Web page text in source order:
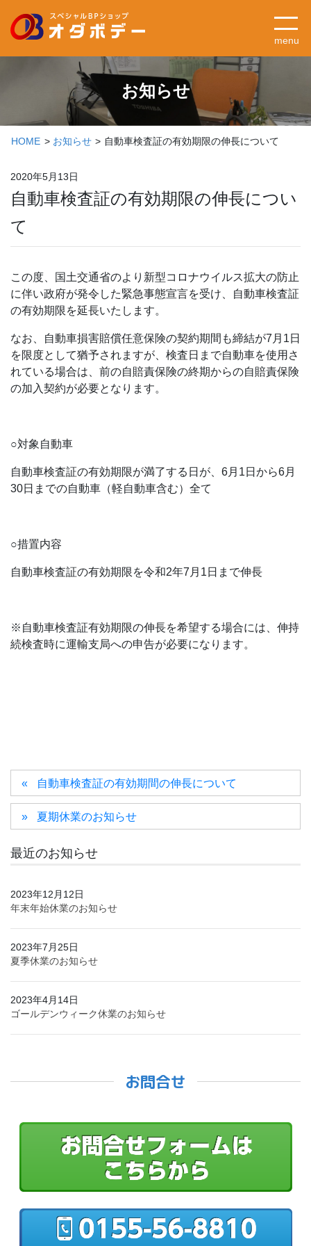
menu
お知らせ
HOME お知らせ 自動車検査証の有効期限の伸長について
2020年5月13日
自動車検査証の有効期限の伸長につい
て
この度、国土交通省のより新型コロナウイルス拡大の防止
に伴い政府が発令した緊急事態宣言を受け、自動車検査証
の有効期限を延長いたします。
なお、自動車損害賠償任意保険の契約期間も締結が7月1日
を限度として猶予されますが、検査日まで自動車を使用さ
れている場合は、前の自賠責保険の終期からの自賠責保険
の加入契約が必要となります。
○対象自動車
自動車検査証の有効期限が満了する日が、6月1日から6月
30日までの自動車（軽自動車含む）全て
○措置内容
自動車検査証の有効期限を令和2年7月1日まで伸長
※自動車検査証有効期限の伸長を希望する場合には、伸持
続検査時に運輸支局への申告が必要になります。
自動車検査証の有効期間の伸長について
夏期休業のお知らせ
最近のお知らせ
2023年12月12日
年末年始休業のお知らせ
2023年7月25日
夏季休業のお知らせ
2023年4月14日
ゴールデンウィーク休業のお知らせ
お問合せ